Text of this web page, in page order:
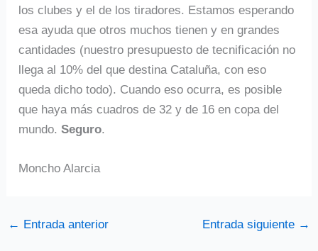
los clubes y el de los tiradores. Estamos esperando
esa ayuda que otros muchos tienen y en grandes
cantidades (nuestro presupuesto de tecnificación no
llega al 10% del que destina Cataluña, con eso
queda dicho todo). Cuando eso ocurra, es posible
que haya más cuadros de 32 y de 16 en copa del
mundo.Seguro.
Moncho Alarcia
← Entrada anterior Entrada siguiente →